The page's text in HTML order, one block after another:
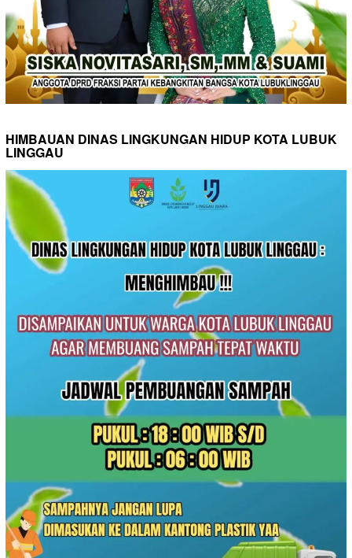
HIMBAUAN DINAS LINGKUNGAN HIDUP KOTA LUBUK
LINGGAU